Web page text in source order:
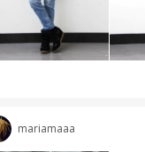
mariamaaa